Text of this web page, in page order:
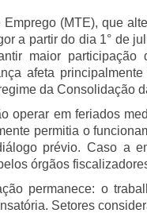
(MTE), que
a partir do dia 1° de
maior participação
afeta
da Consolidação
operar em feriados
permitia o
prévio. Caso a
órgãos
permanece: o
Setores